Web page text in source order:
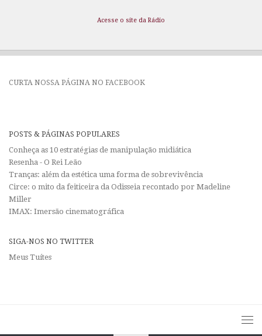
Acesse o site da Rádio
CURTA NOSSA PÁGINA NO FACEBOOK
POSTS & PÁGINAS POPULARES
Conheça as 10 estratégias de manipulação midiática
Resenha - O Rei Leão
Tranças: além da estética uma forma de sobrevivência
Circe: o mito da feiticeira da Odisseia recontado por Madeline
Miller
IMAX: Imersão cinematográfica
SIGA-NOS NO TWITTER
Meus Tuítes